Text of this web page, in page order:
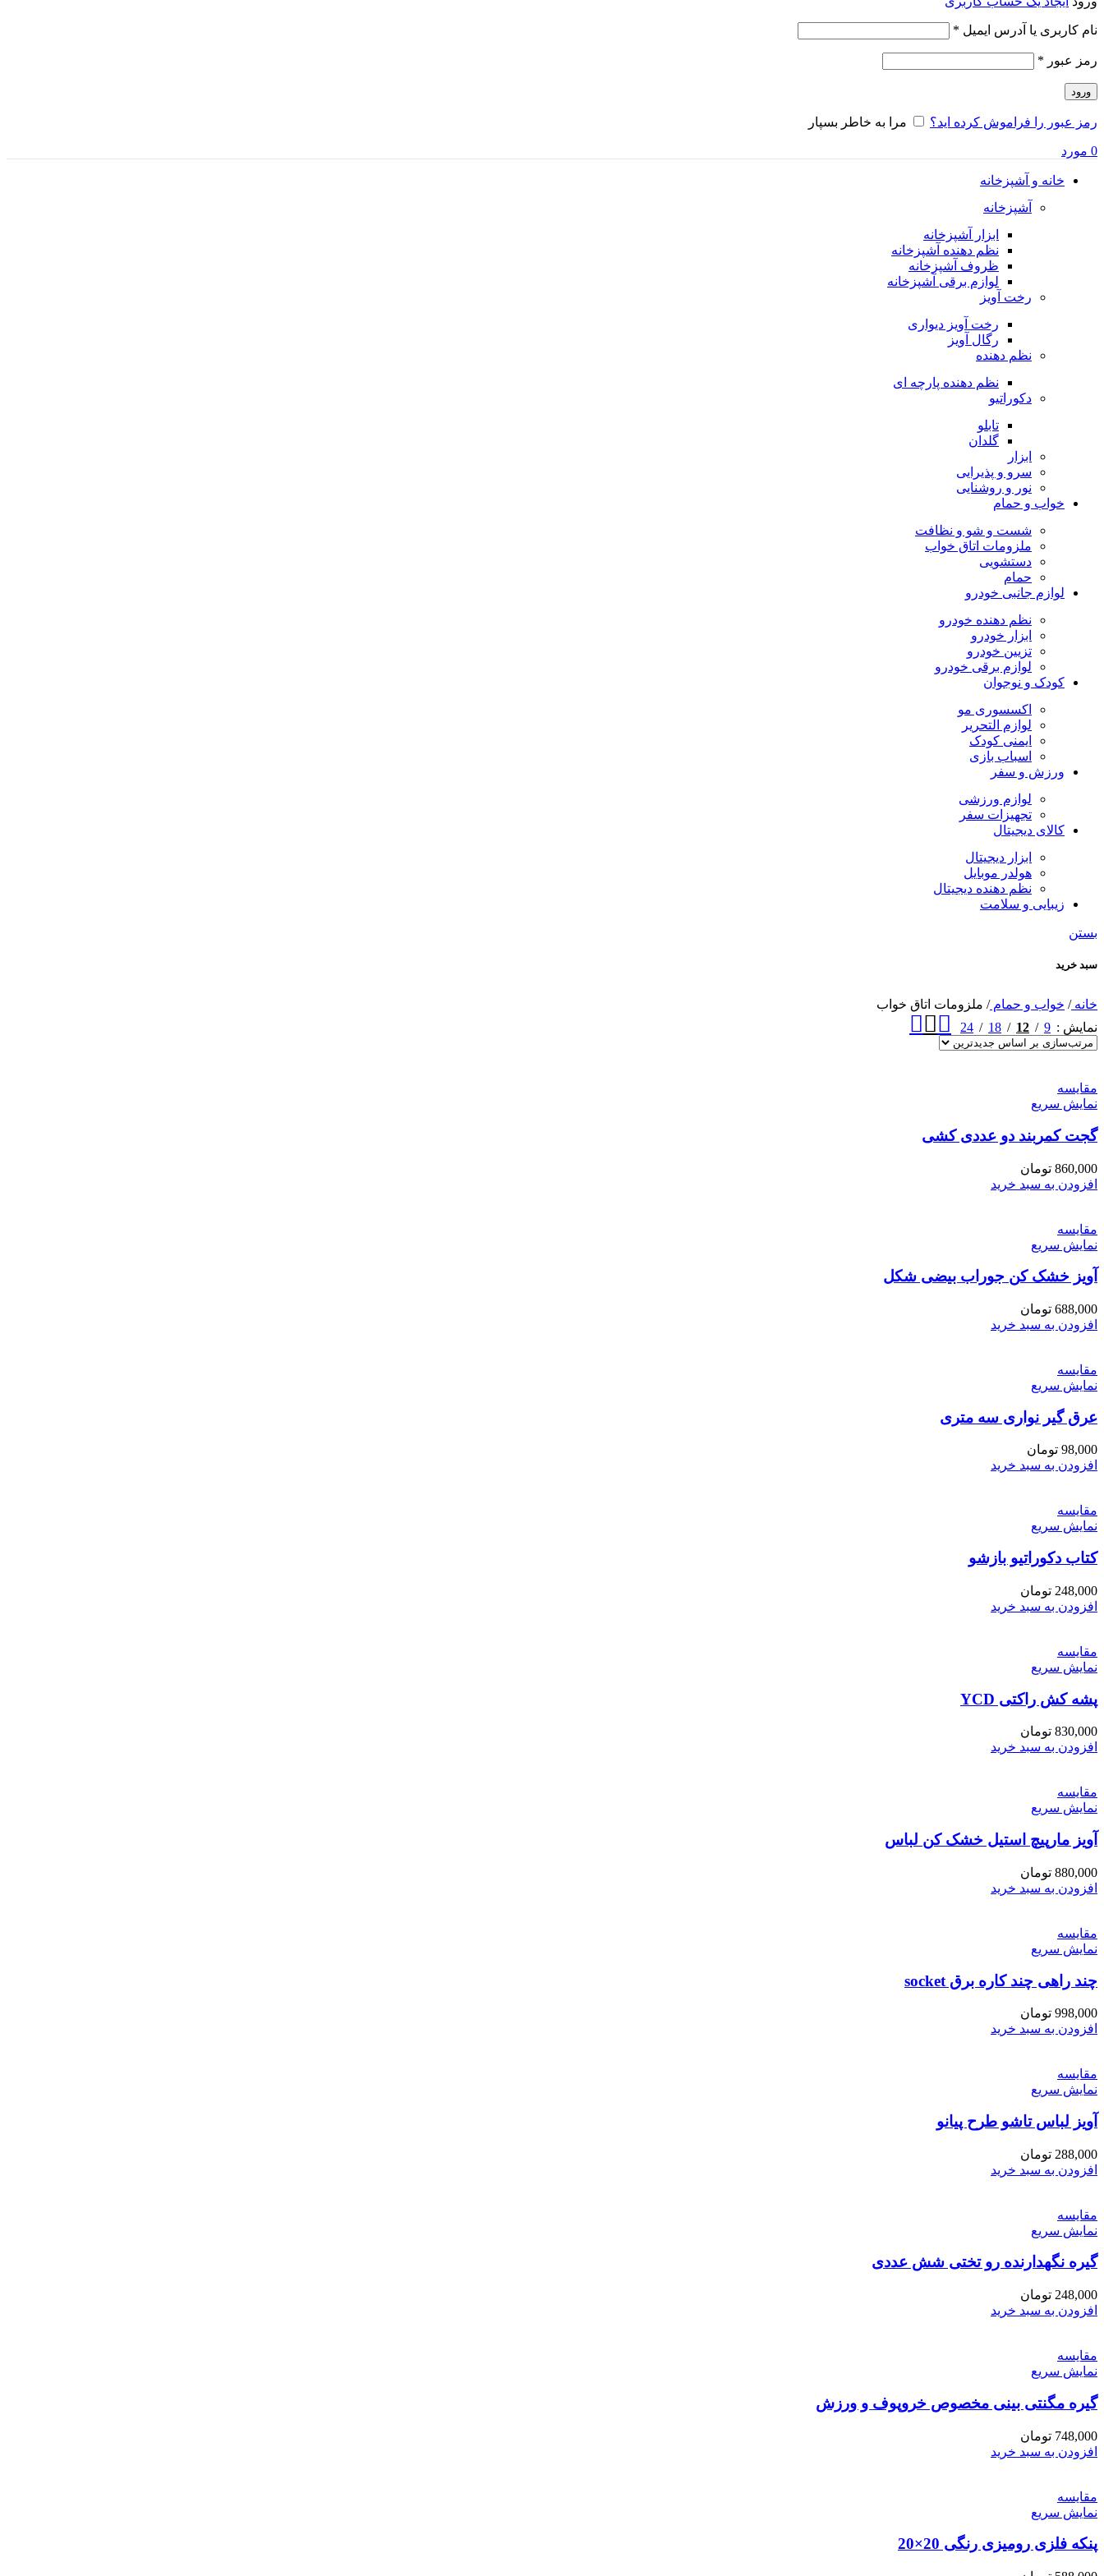
نام کاربری یا آدرس ایمیل *
رمز عبور *
ورود
رمز عبور را فراموش کرده اید؟ مرا به خاطر بسپار
0 مورد
خانه و آشپزخانه
آشپزخانه
ابزار آشپزخانه
نظم دهنده آشپزخانه
ظروف آشپزخانه
لوازم برقی آشپزخانه
رخت آویز
رخت آویز دیواری
رگال آویز
نظم دهنده
نظم دهنده پارچه ای
دکوراتیو
تابلو
گلدان
ابزار
سرو و پذیرایی
نور و روشنایی
خواب و حمام
شست و شو و نظافت
ملزومات اتاق خواب
دستشویی
حمام
لوازم جانبی خودرو
نظم دهنده خودرو
ابزار خودرو
تزیین خودرو
لوازم برقی خودرو
کودک و نوجوان
اکسسوری مو
لوازم التحریر
ایمنی کودک
اسباب بازی
ورزش و سفر
لوازم ورزشی
تجهیزات سفر
کالای دیجیتال
ابزار دیجیتال
هولدر موبایل
نظم دهنده دیجیتال
زیبایی و سلامت
بستن
سبد خرید
خانه/ خواب و حمام/ ملزومات اتاق خواب
نمایش
9
12
18
24
مقايسه
نمایش سریع
گجت کمربند دو عددی کشی
860,000 تومان
افزودن به سبد خرید
مقايسه
نمایش سریع
آویز خشک کن جوراب بیضی شکل
688,000 تومان
افزودن به سبد خرید
مقايسه
نمایش سریع
عرق گیر نواری سه متری
98,000 تومان
افزودن به سبد خرید
مقايسه
نمایش سریع
کتاب دکوراتیو بازشو
248,000 تومان
افزودن به سبد خرید
مقايسه
نمایش سریع
پشه کش راکتی YCD
830,000 تومان
افزودن به سبد خرید
مقايسه
نمایش سریع
آویز مارپیچ استیل خشک کن لباس
880,000 تومان
افزودن به سبد خرید
مقايسه
نمایش سریع
چند راهی چند کاره برق socket
998,000 تومان
افزودن به سبد خرید
مقايسه
نمایش سریع
آویز لباس تاشو طرح پیانو
288,000 تومان
افزودن به سبد خرید
مقايسه
نمایش سریع
گیره نگهدارنده رو تختی شش عددی
248,000 تومان
افزودن به سبد خرید
مقايسه
نمایش سریع
گیره مگنتی بینی مخصوص خروپوف و ورزش
748,000 تومان
افزودن به سبد خرید
مقايسه
نمایش سریع
پنکه فلزی رومیزی رنگی 20×20